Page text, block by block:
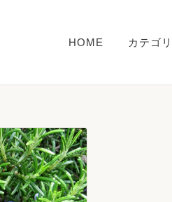
HOME カテゴリ